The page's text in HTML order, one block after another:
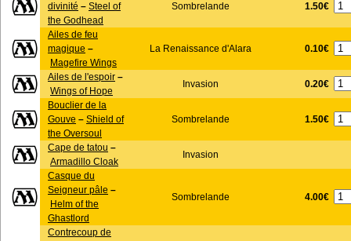
divinité – Steel of
the Godhead
Sombrelande 1.50€
Ailes de feu
magique –
Magefire Wings
La Renaissance d'Alara 0.10€
Ailes de l'espoir –
Wings of Hope
Invasion 0.20€
Bouclier de la
Gouve – Shield of
the Oversoul
Sombrelande 1.50€
Cape de tatou –
Armadillo Cloak
Invasion
Casque du
Seigneur pâle –
Helm of the
Ghastlord
Sombrelande 4.00€
Contrecoup de